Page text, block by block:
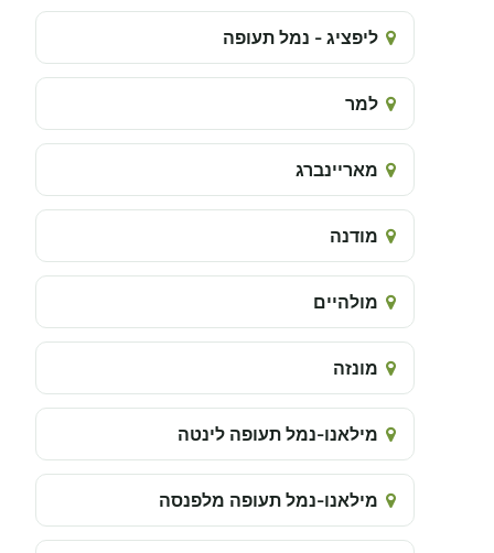
ליפציג - נמל תעופה
למר
מאריינברג
מודנה
מולהיים
מונזה
מילאנו-נמל תעופה לינטה
מילאנו-נמל תעופה מלפנסה